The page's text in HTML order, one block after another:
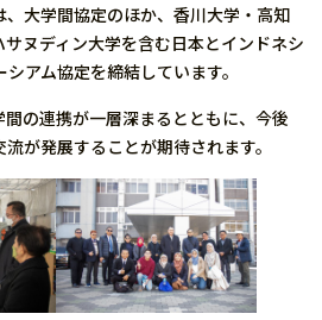
大学間協定のほか、香川大学・高知
ヌディン大学を含む日本とインドネシ
アム協定を締結しています。
の連携が一層深まるとともに、今後
が発展することが期待されます。